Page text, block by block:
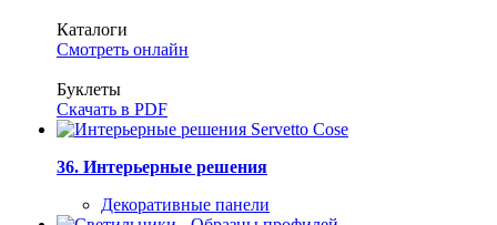
Каталоги
Смотреть онлайн
Буклеты
Скачать в PDF
36. Интерьерные решения
Декоративные панели